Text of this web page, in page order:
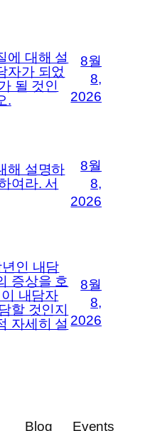
에 대해 설
자가 되었
될 것인
.
8월
8,
2026
해 설명하
여라. 서
8월
8,
2026
인 내담
증상을 호
내담자
할 것인지
자세히 설
8월
8,
2026
Blog Events